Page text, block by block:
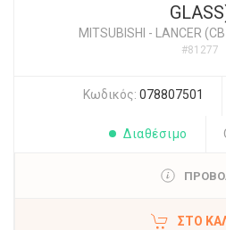
MITSUBISHI - LANCER
#81277
Κωδικός: 078807501
Διαθέσιμο
ΣΤΟ